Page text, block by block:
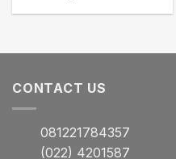
CONTACT US
081221784357
(022) 4201587